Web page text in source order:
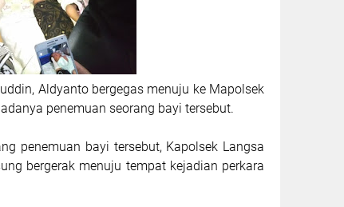
Aldyanto bergegas menuju ke Mapolsek
penemuan seorang bayi tersebut.
penemuan bayi tersebut, Kapolsek Langsa
bergerak menuju tempat kejadian perkara